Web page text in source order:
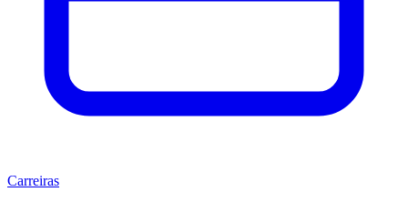
Carreiras